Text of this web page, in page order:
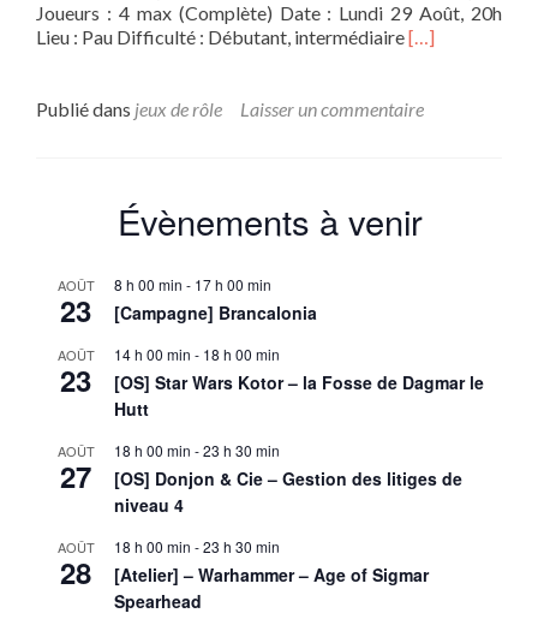
Joueurs : 4 max (Complète) Date : Lundi 29 Août, 20h
Lieu : Pau Difficulté : Débutant, intermédiaireEn
[…]
Publié dans jeux de rôle Laisser un commentaire
Évènements à venir
AOÛT
23
8 h 00 min - 17 h 00 min
[Campagne] Brancalonia
AOÛT
23
14 h 00 min - 18 h 00 min
[OS] Star Wars Kotor – la Fosse de Dagmar le
Hutt
AOÛT
27
18 h 00 min -23 h 30 min
[OS] Donjon & Cie – Gestion des litiges de
niveau 4
AOÛT
28
18 h 00 min -23 h 30 min
[Atelier] – Warhammer – Age of Sigmar
Spearhead